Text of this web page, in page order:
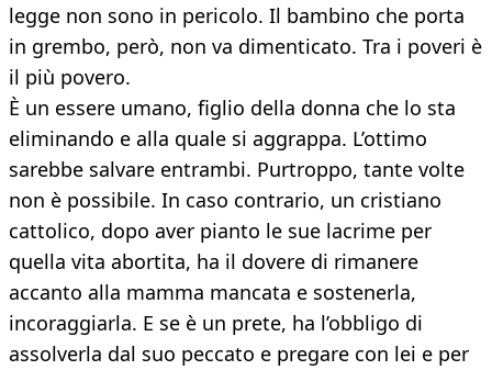
legge non sono in pericolo. Il bambino che porta
in grembo, però, non va dimenticato. Tra i poveri è
il più povero.
È un essere umano, figlio della donna che lo sta
eliminando e alla quale si aggrappa. L’ottimo
sarebbe salvare entrambi. Purtroppo, tante volte
non è possibile. In caso contrario, un cristiano
cattolico, dopo aver pianto le sue lacrime per
quella vita abortita, ha il dovere di rimanere
accanto alla mamma mancata e sostenerla,
incoraggiarla. E se è un prete, ha l’obbligo di
assolverla dal suo peccato e pregare con lei e per